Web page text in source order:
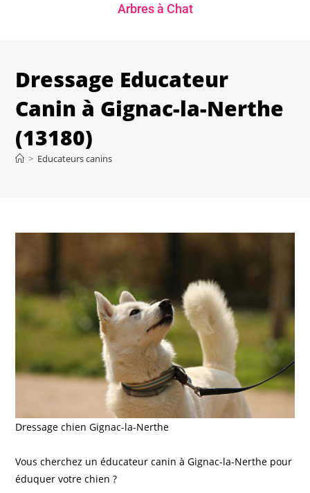
Arbres à Chat
Dressage Educateur
Canin à Gignac-la-Nerthe
(13180)
> Educateurs canins
Dressage chien Gignac-la-Nerthe
Vous cherchez un éducateur canin à Gignac-la-Nerthe pour
éduquer votre chien ?